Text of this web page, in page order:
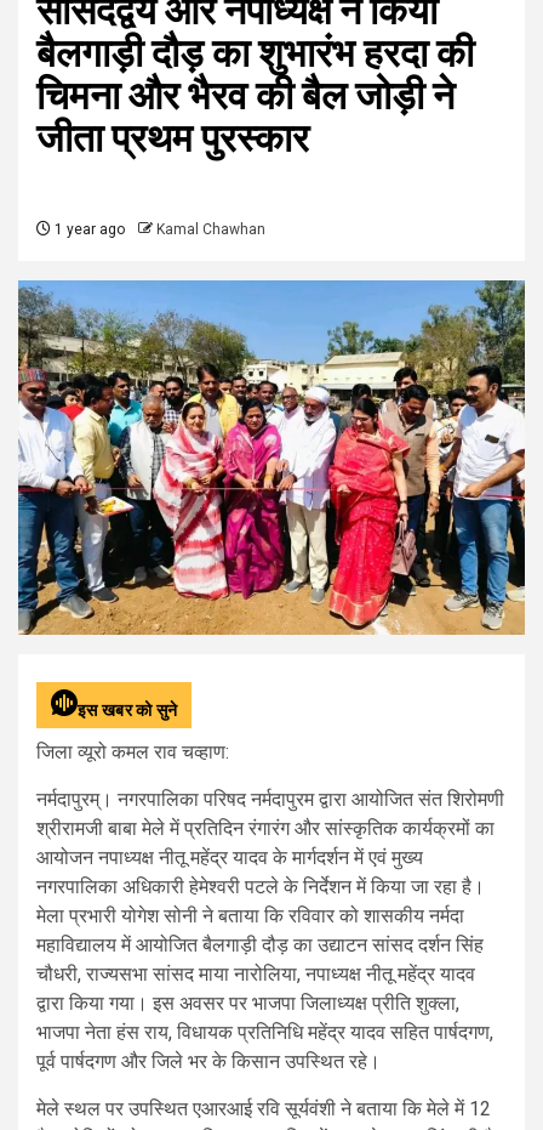
सांसदद्वय और नपाध्यक्ष ने किया
बैलगाड़ी दौड़ का शुभारंभ हरदा की
चिमना और भैरव की बैल जोड़ी ने
जीता प्रथम पुरस्कार
1 year ago Kamal Chawhan
इस खबर को सुने
जिला व्यूरो कमल राव चव्हाण:
नर्मदापुरम्। नगरपालिका परिषद नर्मदापुरम द्वारा आयोजित संत शिरोमणी
श्रीरामजी बाबा मेले में प्रतिदिन रंगारंग और सांस्कृतिक कार्यक्रमों का
आयोजन नपाध्यक्ष नीतू महेंद्र यादव के मार्गदर्शन में एवं मुख्य
नगरपालिका अधिकारी हेमेश्वरी पटले के निर्देशन में किया जा रहा है।
मेला प्रभारी योगेश सोनी ने बताया कि रविवार को शासकीय नर्मदा
महाविद्यालय में आयोजित बैलगाड़ी दौड़ का उद्याटन सांसद दर्शन सिंह
चौधरी, राज्यसभा सांसद माया नारोलिया, नपाध्यक्ष नीतू महेंद्र यादव
द्वारा किया गया। इस अवसर पर भाजपा जिलाध्यक्ष प्रीति शुक्ला,
भाजपा नेता हंस राय, विधायक प्रतिनिधि महेंद्र यादव सहित पार्षदगण,
पूर्व पार्षदगण और जिले भर के किसान उपस्थित रहे।
मेले स्थल पर उपस्थित एआरआई रवि सूर्यवंशी ने बताया कि मेले में 12